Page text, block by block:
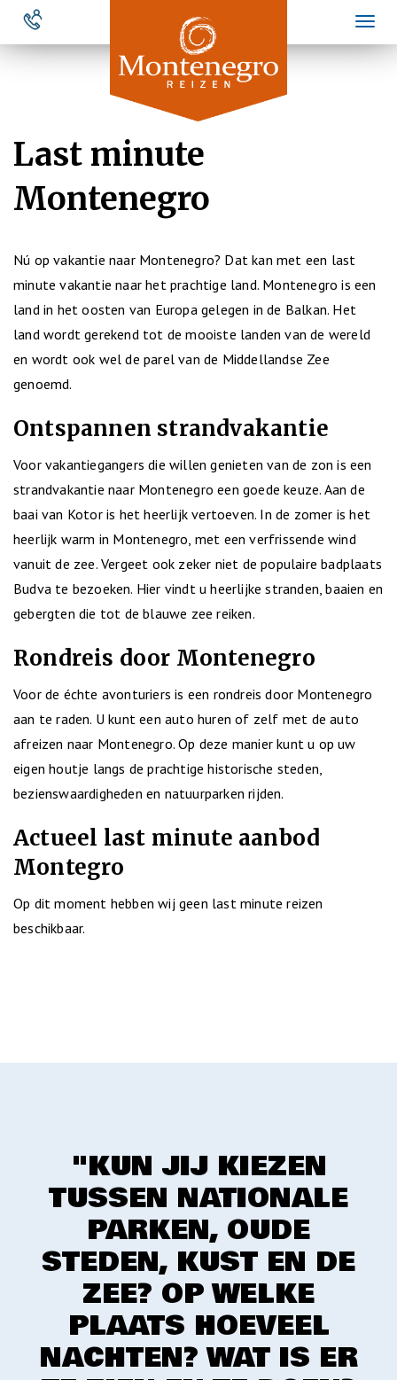
Overslaan
naar
Last minute
Montenegro
Nú op vakantie naar Montenegro? Dat kan met een last
minute vakantie naar het prachtige land. Montenegro is een
land in het oosten van Europa gelegen in de Balkan. Het
land wordt gerekend tot de mooiste landen van de wereld
en wordt ook wel de parel van de Middellandse Zee
genoemd.
Ontspannen strandvakantie
Voor vakantiegangers die willen genieten van de zon is een
strandvakantie naar Montenegro een goede keuze. Aan de
baai van Kotor is het heerlijk vertoeven. In de zomer is het
heerlijk warm in Montenegro, met een verfrissende wind
vanuit de zee. Vergeet ook zeker niet de populaire badplaats
Budva te bezoeken. Hier vindt u heerlijke stranden, baaien en
gebergten die tot de blauwe zee reiken.
Rondreis door Montenegro
Voor de échte avonturiers is een rondreis door Montenegro
aan te raden. U kunt een auto huren of zelf met de auto
afreizen naar Montenegro. Op deze manier kunt u op uw
eigen houtje langs de prachtige historische steden,
bezienswaardigheden en natuurparken rijden.
Actueel last minute aanbod
Montegro
Op dit moment hebben wij geen last minute reizen
beschikbaar.
"KUN JIJ KIEZEN
TUSSEN NATIONALE
PARKEN, OUDE
STEDEN, KUST EN DE
ZEE? OP WELKE
PLAATS HOEVEEL
NACHTEN? WAT IS ER